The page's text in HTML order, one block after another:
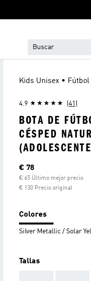
Kids Unisex • Fútbol
4.9 (41)
BOTA DE
CÉSPED
Precio actual
€ 78
€ 65 Último mejor precio
€ 130 Precio original
Colores
Silver Metallic / Solar
Tallas